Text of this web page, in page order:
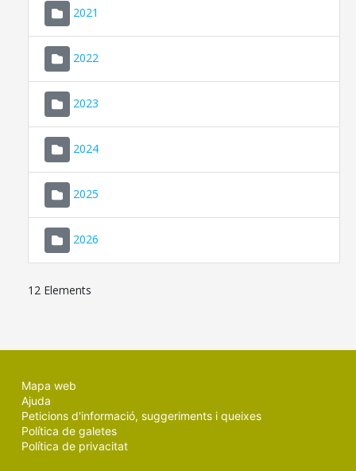
2021
2022
2023
2024
2025
2026
12 Elements
Mapa web
Ajuda
Peticions d'informació, suggeriments i queixes
Política de galetes
Política de privacitat